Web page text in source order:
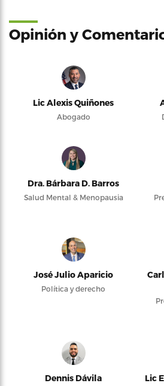
Opinión y
Lic Alexis Quiñones
Abogado
Dra. Bárbara D. Barros
Salud Mental & Menopausia
José Julio Aparicio
Política y derecho
Dennis Dávila Lic